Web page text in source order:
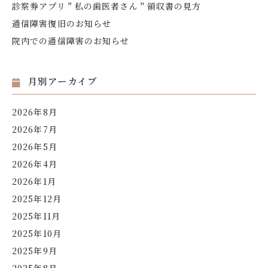
診察券アプリ＂私の歯医者さん＂領収書の見方
通信障害復旧のお知らせ
院内での通信障害のお知らせ
月別アーカイブ
2026年8月
2026年7月
2026年5月
2026年4月
2026年1月
2025年12月
2025年11月
2025年10月
2025年9月